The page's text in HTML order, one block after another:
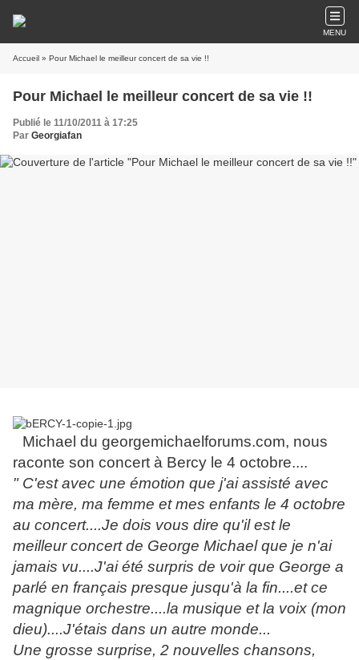
MENU
Accueil » Pour Michael le meilleur concert de sa vie !!
Pour Michael le meilleur concert de sa vie !!
Publié le 11/10/2011 à 17:25
Par Georgiafan
Michael du georgemichaelforums.com, nous
raconte son concert à Bercy le 4 octobre....
" C'est avec une émotion que j'ai assisté avec
ma mère, ma femme et mes enfants le 4 octobre
au concert....Je dois vous dire qu'il est le
meilleur concert de George Michael que je n'ai
jamais vu....J'ai été surpris de voir que George a
parlé en français presque jusqu'à la fin....et ce
magnique orchestre....la musique et la voix (mon
dieu)....J'étais dans un autre monde...
Une grosse surprise, 2 nouvelles chansons,